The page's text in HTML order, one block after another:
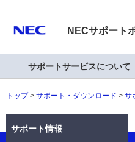
NECサポート
サポートサービスについて
トップ サポート・ダウンロード サ
サポート情報